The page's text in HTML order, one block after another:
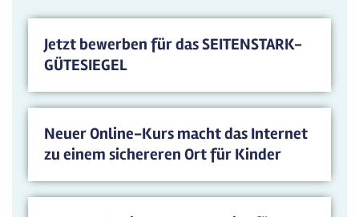
Jetzt bewerben für das SEITENSTARK-
GÜTESIEGEL
Neuer Online-Kurs macht das Internet
zu einem sichereren Ort für Kinder